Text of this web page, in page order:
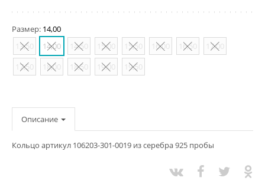
Размер: 14,00
13,50
14,00 14,50 15,00 15,50 16,00 16,50
17,00
17,50
18,00 18,50 19,00 19,50
Описание
Кольцо артикул 106203-301-0019 из серебра 925 пробы